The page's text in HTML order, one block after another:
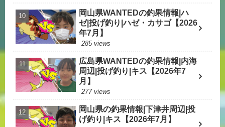
岡山県WANTEDの釣果情報|ハ
ゼ|投げ釣り|ハゼ・カサゴ【2026
年7月】
285 views
広島県WANTEDの釣果情報|内海
周辺|投げ釣り|キス【2026年7
月】
277 views
岡山県の釣果情報|下津井周辺|投
げ釣り|キス【2026年7月】